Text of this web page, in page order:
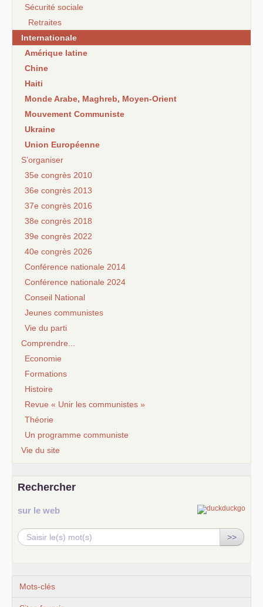
Sécurité sociale
Retraites
Internationale
Amérique latine
Chine
Haiti
Monde Arabe, Maghreb, Moyen-Orient
Mouvement Communiste
Ukraine
Union Européenne
S’organiser
35e congrès 2010
36e congrès 2013
37e congrès 2016
38e congrès 2018
39e congrès 2022
40e congrès 2026
Conférence nationale 2014
Conférence nationale 2024
Conseil National
Jeunes communistes
Vie du parti
Comprendre...
Economie
Formations
Histoire
Revue « Unir les communistes »
Théorie
Un programme communiste
Vie du site
Rechercher
sur le web
>>
Mots-clés